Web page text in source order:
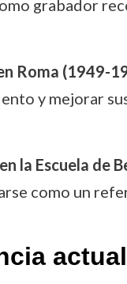
grabador
Roma (1949-
y mejorar
la Escuela de
como un
actual